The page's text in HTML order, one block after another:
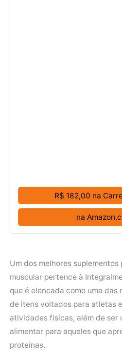
R$ 182,00 na
na
Um dos melhores suplementos
muscular pertence à
que é elencada como uma das
de itens voltados para atletas
atividades físicas, além de ser
alimentar para aqueles que
proteínas.